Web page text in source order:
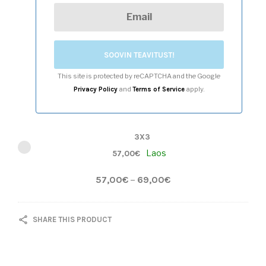
R
A
B
I
N
I
SOOVIN TEAVITUST!
This site is protected by reCAPTCHA and the Google
Privacy Policy and Terms of Service apply.
3X3
57,00€ Laos
57,00€ – 69,00€
SHARE THIS PRODUCT